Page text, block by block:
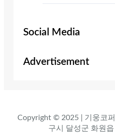
Social Media
Advertisement
Copyright © 2025 | 기웅코
구시 달성군 화원